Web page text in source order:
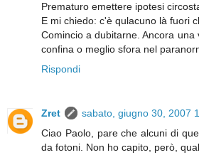
Prematuro emettere ipotesi
E mi chiedo: c'è qulacuno là fuori
Comincio a dubitarne. Ancora
confina o meglio sfora nel
Rispondi
Zret
sabato, giugno 30, 2007
Ciao Paolo, pare che alcuni di
da fotoni. Non ho capito, però,